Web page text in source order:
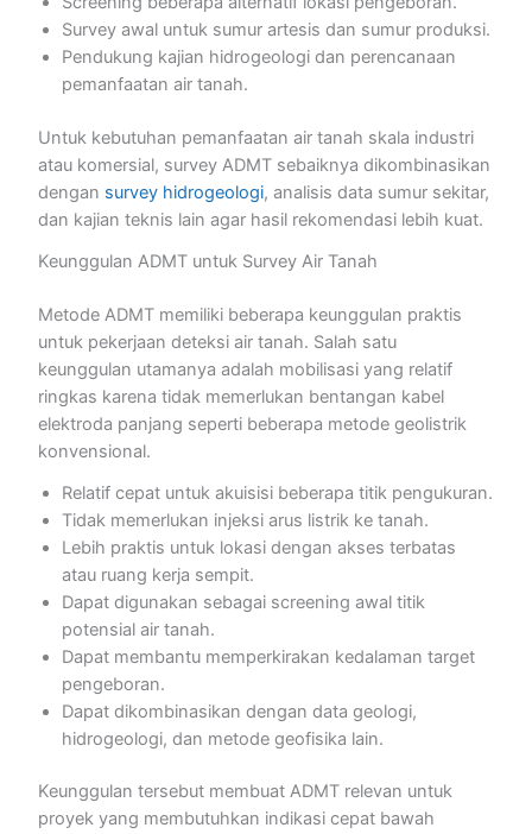
Survey awal untuk sumur artesis dan sumur produksi.
Pendukung kajian hidrogeologi dan perencanaan
pemanfaatan air tanah.
Untuk kebutuhan pemanfaatan air tanah skala industri
atau komersial, survey ADMT sebaiknya dikombinasikan
dengan survey hidrogeologi, analisis data sumur sekitar,
dan kajian teknis lain agar hasil rekomendasi lebih kuat.
Keunggulan ADMT untuk Survey Air Tanah
Metode ADMT memiliki beberapa keunggulan praktis
untuk pekerjaan deteksi air tanah. Salah satu
keunggulan utamanya adalah mobilisasi yang relatif
ringkas karena tidak memerlukan bentangan kabel
elektroda panjang seperti beberapa metode geolistrik
konvensional.
Relatif cepat untuk akuisisi beberapa titik pengukuran.
Tidak memerlukan injeksi arus listrik ke tanah.
Lebih praktis untuk lokasi dengan akses terbatas
atau ruang kerja sempit.
Dapat digunakan sebagai screening awal titik
potensial air tanah.
Dapat membantu memperkirakan kedalaman target
pengeboran.
Dapat dikombinasikan dengan data geologi,
hidrogeologi, dan metode geofisika lain.
Keunggulan tersebut membuat ADMT relevan untuk
proyek yang membutuhkan indikasi cepat bawah